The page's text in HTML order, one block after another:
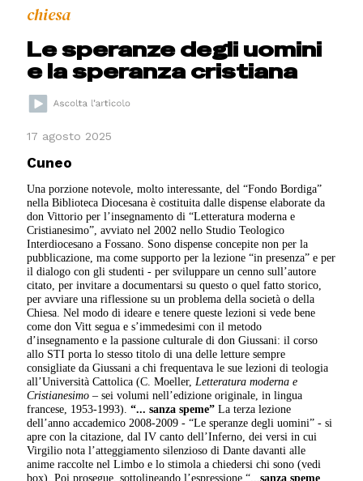
chiesa
Le speranze degli uomini
e la speranza cristiana
17 agosto 2025
Cuneo
Una porzione notevole, molto interessante, del “Fondo Bordiga”
nella Biblioteca Diocesana è costituita dalle dispense elaborate da
don Vittorio per l’insegnamento di “Letteratura moderna e
Cristianesimo”, avviato nel 2002 nello Studio Teologico
Interdiocesano a Fossano. Sono dispense concepite non per la
pubblicazione, ma come supporto per la lezione “in presenza” e per
il dialogo con gli studenti - per sviluppare un cenno sull’autore
citato, per invitare a documentarsi su questo o quel fatto storico,
per avviare una riflessione su un problema della società o della
Chiesa. Nel modo di ideare e tenere queste lezioni si vede bene
come don Vitt segua e s’immedesimi con il metodo
d’insegnamento e la passione culturale di don Giussani: il corso
allo STI porta lo stesso titolo di una delle letture sempre
consigliate da Giussani a chi frequentava le sue lezioni di teologia
all’Università Cattolica (C. Moeller, Letteratura moderna e
Cristianesimo – sei volumi nell’edizione originale, in lingua
francese, 1953-1993).“... sanza speme” La terza lezione
dell’anno accademico 2008-2009 - “Le speranze degli uomini” - si
apre con la citazione, dal IV canto dell’Inferno, dei versi in cui
Virgilio nota l’atteggiamento silenzioso di Dante davanti alle
anime raccolte nel Limbo e lo stimola a chiedersi chi sono (vedi
box). Poi prosegue, sottolineando l’espressione “...sanza speme